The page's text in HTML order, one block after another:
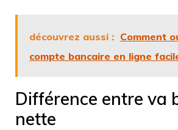
découvrez aussi : Comment
compte bancaire en ligne
Différence entre va
nette